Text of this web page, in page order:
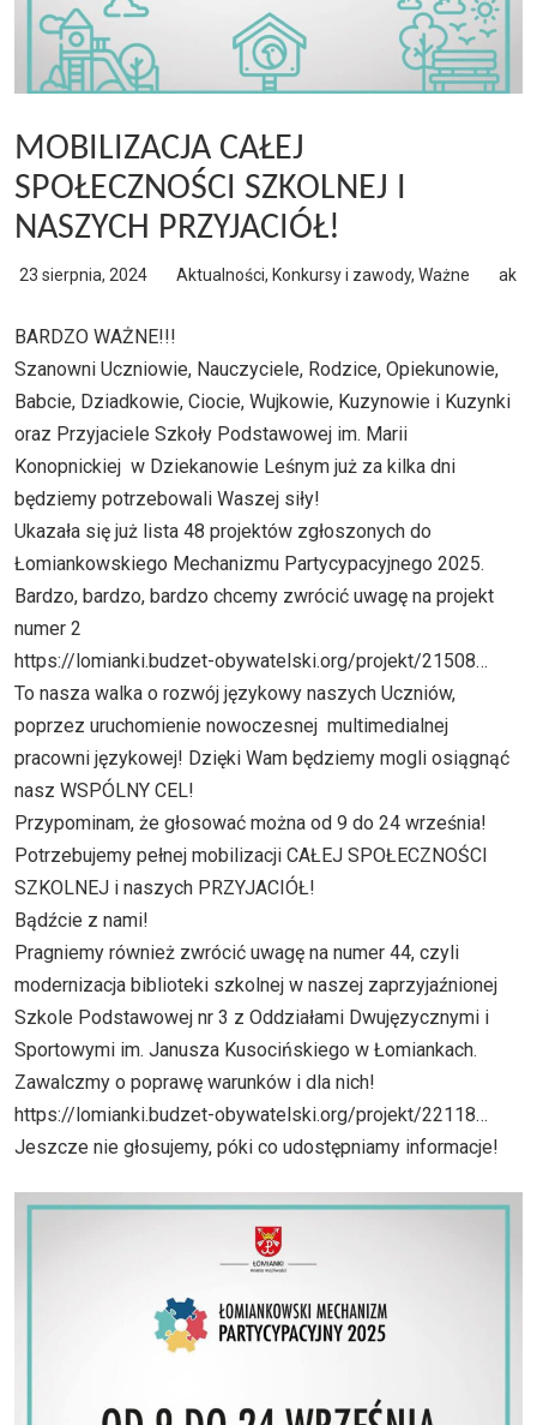
MOBILIZACJA CAŁEJ
SPOŁECZNOŚCI SZKOLNEJ I
NASZYCH PRZYJACIÓŁ!
23 sierpnia, 2024 Aktualności, Konkursy i zawody, Ważne ak
BARDZO WAŻNE!!!
Szanowni Uczniowie, Nauczyciele, Rodzice, Opiekunowie,
Babcie, Dziadkowie, Ciocie, Wujkowie, Kuzynowie i Kuzynki
oraz Przyjaciele Szkoły Podstawowej im. Marii
Konopnickiej w Dziekanowie Leśnym już za kilka dni
będziemy potrzebowali Waszej siły!
Ukazała się już lista 48 projektów zgłoszonych do
Łomiankowskiego Mechanizmu Partycypacyjnego 2025.
Bardzo, bardzo, bardzo chcemy zwrócić uwagę na projekt
numer 2
https://lomianki.budzet-obywatelski.org/projekt/21508…
To nasza walka o rozwój językowy naszych Uczniów,
poprzez uruchomienie nowoczesnej multimedialnej
pracowni językowej! Dzięki Wam będziemy mogli osiągnąć
nasz WSPÓLNY CEL!
Przypominam, że głosować można od 9 do 24 września!
Potrzebujemy pełnej mobilizacji CAŁEJ SPOŁECZNOŚCI
SZKOLNEJ i naszych PRZYJACIÓŁ!
Bądźcie z nami!
Pragniemy również zwrócić uwagę na numer 44, czyli
modernizacja biblioteki szkolnej w naszej zaprzyjaźnionej
Szkole Podstawowej nr 3 z Oddziałami Dwujęzycznymi i
Sportowymi im. Janusza Kusocińskiego w Łomiankach.
Zawalczmy o poprawę warunków i dla nich!
https://lomianki.budzet-obywatelski.org/projekt/22118…
Jeszcze nie głosujemy, póki co udostępniamy informacje!